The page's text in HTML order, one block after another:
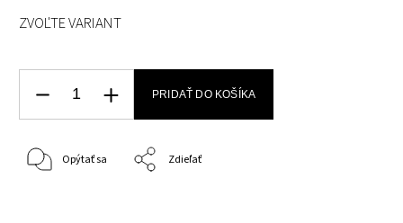
ZVOĽTE VARIANT
PRIDAŤ DO KOŠÍKA
Opýtať sa Zdieľať